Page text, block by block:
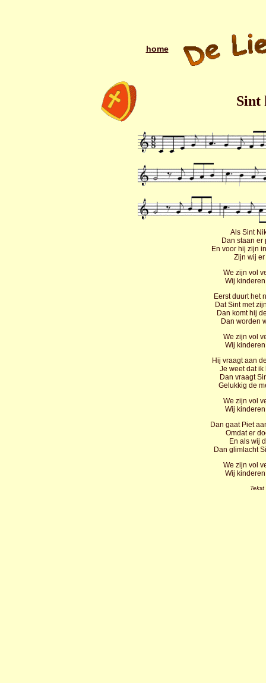
home
Sint
Als Sint
Dan staan er
En voor hij zijn
Zijn wij
We zijn vol
Wij
Eerst duurt het
Dat Sint met
Dan komt hij
Dan worden
We zijn vol
Wij
Hij vraagt aan
Je weet dat ik
Dan vraagt
Gelukkig de
We zijn vol
Wij
Dan gaat Piet
Omdat er
En als wij
Dan glimlacht
We zijn vol
Wij